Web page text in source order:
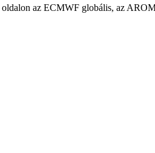
oldalon az ECMWF globális, az